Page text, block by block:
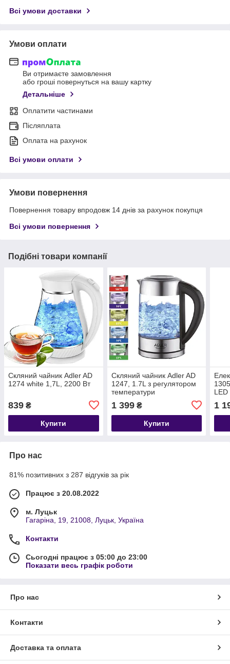
Всі умови доставки
Умови оплати
Ви отримаєте замовлення
або гроші повернуться на вашу картку
Детальніше
Оплатити частинами
Післяплата
Оплата на рахунок
Всі умови оплати
Умови повернення
Повернення товару впродовж 14 днів за рахунок покупця
Всі умови повернення
Подібні товари компанії
Скляний чайник Adler AD
1274 white 1,7L, 2200 Вт
839 ₴
Купити
Скляний чайник Adler AD
1247, 1.7L з регулятором
температури
1 399₴
Купити
LED
1
Про нас
81% позитивних з 287 відгуків за рік
Працює з 20.08.2022
м. Луцьк
Гагаріна, 19, 21008, Луцьк, Україна
Контакти
Сьогодні працює з 05:00 до 23:00
Показати весь графік роботи
Про нас
Контакти
Доставка та оплата